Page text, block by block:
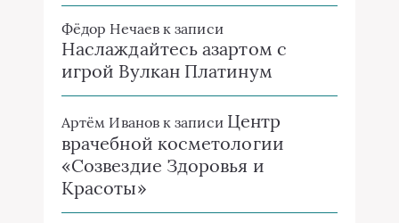
Фёдор Нечаевк записи
Наслаждайтесь азартом с
игрой Вулкан Платинум
Артём Ивановк записи Центр
врачебной косметологии
«Созвездие Здоровья и
Красоты»